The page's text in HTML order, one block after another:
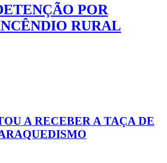
POR
RURAL
A RECEBER A TAÇA DE